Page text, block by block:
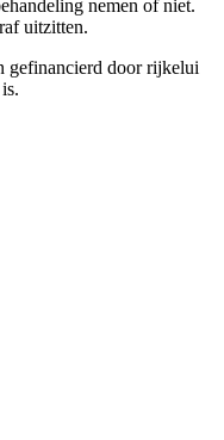
nemen of niet.
uitzitten.
gefinancierd door rijkelui